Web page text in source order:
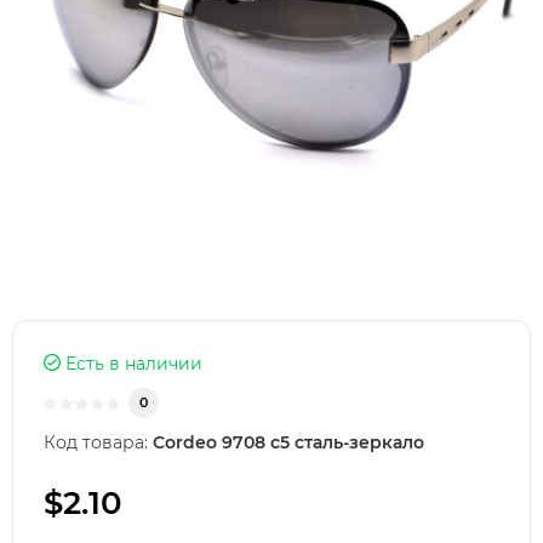
Есть в наличии
0
Код товара: Cordeo 9708 с5 сталь-зеркало
$2.10